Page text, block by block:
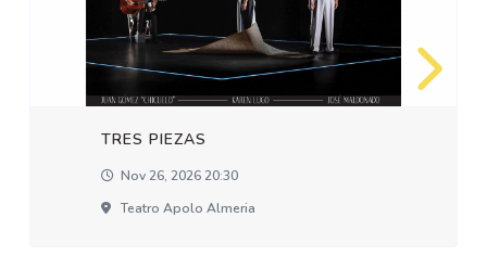
TRES PIEZAS
Nov 26, 2026 20:30
Teatro Apolo Almeria